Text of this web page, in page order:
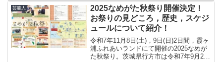
はありません。今回、カンボジアの特殊
詐欺拠点への関与が疑われ...
芸能人
2025なめがた秋祭り開催決定！
お祭りの見どころ，歴史，スケジ
ュールについて紹介！
令和7年11月8日(土)，9日(日)2日間，霞ヶ
浦ふれあいランドにて開催の2025なめが
た秋祭り。茨城県行方市は令和7年9月2日